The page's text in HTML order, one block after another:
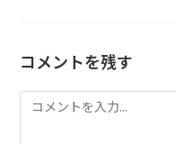
コメントを残す